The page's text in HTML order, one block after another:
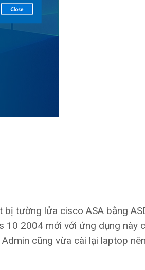
bị tường lửa cisco ASA bằng
10 2004 mới với ứng dụng này
cũng vừa cài lại laptop